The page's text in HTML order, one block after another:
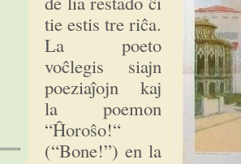
tie estis tre riĉa.
La poeto
voĉlegis siajn
poeziaĵojn kaj
la poemon
“Ĥoroŝo!“
(“Bone!”) en la